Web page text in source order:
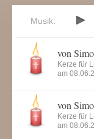
Musik:
von
Kerze für
am
von
Kerze für
am